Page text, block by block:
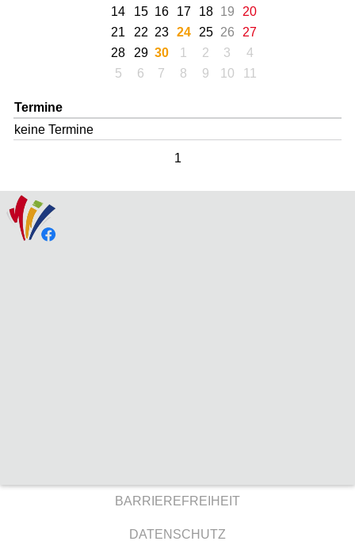
14
15 16 17 18 19
20
21
22 23 24 25 26
27
28
29 30 1 2 3
4
5
6 7 8 9 10 11
Termine
keine Termine
1
BARRIEREFREIHEIT
DATENSCHUTZ